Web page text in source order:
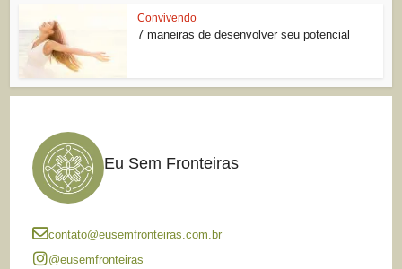
Convivendo
7 maneiras de desenvolver seu potencial
Eu Sem Fronteiras
contato@eusemfronteiras.com.br
@eusemfronteiras